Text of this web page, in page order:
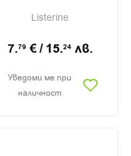
Listerine
7.79 €/ 15.24 лв.
Уведоми ме при
наличност